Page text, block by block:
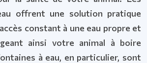
offrent une solution pratique
constant à une eau propre et
ainsi votre animal à boire
à eau, en particulier, sont